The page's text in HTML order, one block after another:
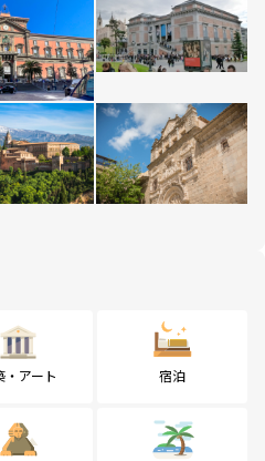
・アート 宿泊